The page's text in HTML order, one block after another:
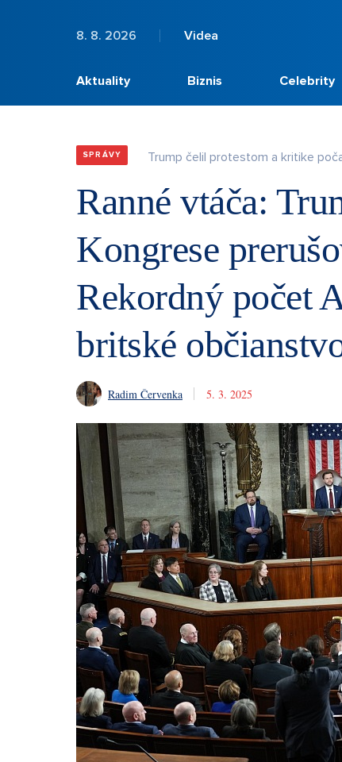
8. 8. 2026 Videa
Aktuality Biznis Celebrity
SPRÁVY Trump čelil protestom a kritike
Ranné vtáča:
Kongrese
Rekordný počet
britské
Radim Červenka 5. 3. 2025